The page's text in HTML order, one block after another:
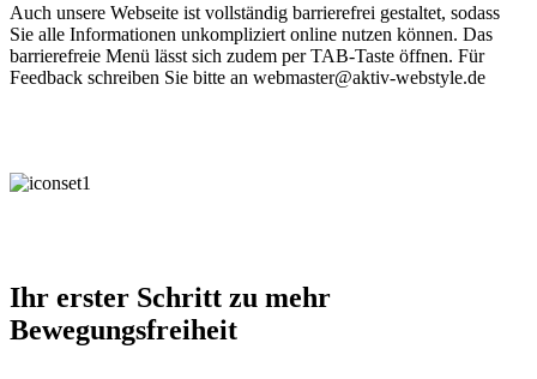
Auch unsere Webseite ist vollständig barrierefrei gestaltet, sodass
Sie alle Informationen unkompliziert online nutzen können. Das
barrierefreie Menü lässt sich zudem per TAB-Taste öffnen. Für
Feedback schreiben Sie bitte an webmaster@aktiv-webstyle.de
Ihr erster Schritt zu mehr
Bewegungsfreiheit